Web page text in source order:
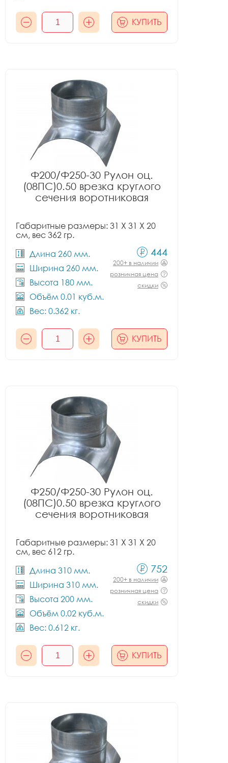
КУПИТЬ
Ф200/Ф250-30 Рулон оц.
(08ПС)0.50 врезка круглого
сечения воротниковая
Габаритные размеры: 31 X 31 X 20
см, вес 362 гр.
Длина 260 мм.
Ширина 260 мм.
Высота 180 мм.
Объём 0.01 куб.м.
Вес: 0.362 кг.
444
200+ в наличии
розничная цена
скидки
КУПИТЬ
Ф250/Ф250-30 Рулон оц.
(08ПС)0.50 врезка круглого
сечения воротниковая
Габаритные размеры: 31 X 31 X 20
см, вес 612 гр.
Длина 310 мм.
Ширина 310 мм.
Высота 200 мм.
Объём 0.02 куб.м.
Вес: 0.612 кг.
752
200+ в наличии
розничная цена
скидки
КУПИТЬ